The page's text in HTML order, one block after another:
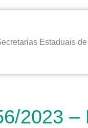
Estaduais
2023